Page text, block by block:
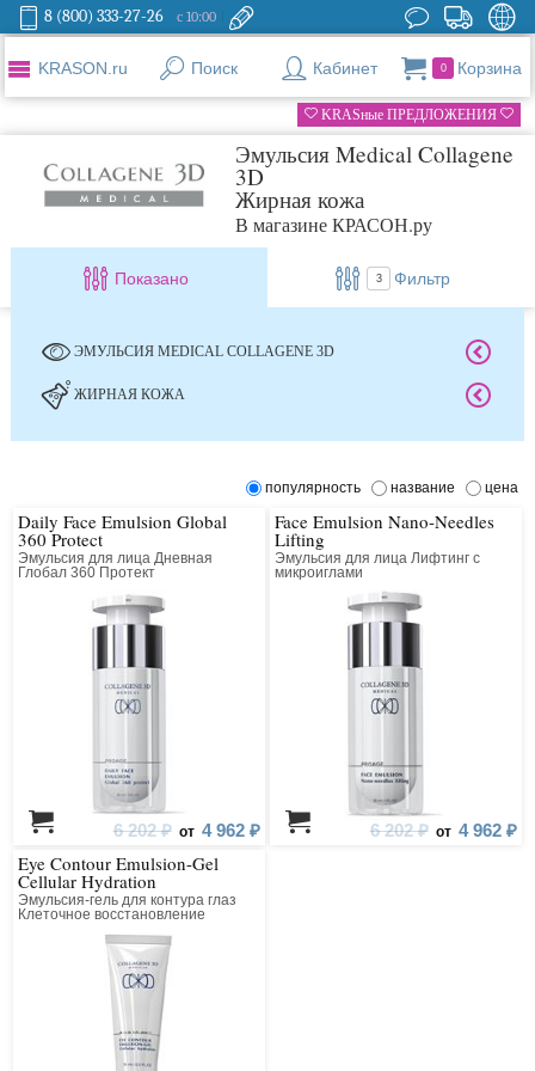
8 (800) 333-27-26 с 10:00
KRASON.ru Поиск Кабинет 0 Корзина
KRASные ПРЕДЛОЖЕНИЯ
Эмульсия Medical Collagene
3D
Жирная кожа
В магазине КРАСОН.ру
Показано 3 Фильтр
ЭМУЛЬСИЯ MEDICAL COLLAGENE 3D
ЖИРНАЯ КОЖА
популярность название цена
Daily Face Emulsion Global
360 Protect
Эмульсия для лица Дневная
Глобал 360 Протект
6 202 ₽ от 4 962 ₽
Face Emulsion Nano-Needles
Lifting
Эмульсия для лица Лифтинг с
микроиглами
6 202 ₽ от 4 962 ₽
Eye Contour Emulsion-Gel
Cellular Hydration
Эмульсия-гель для контура глаз
Клеточное восстановление